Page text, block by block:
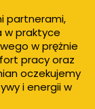
partnerami,
w praktyce
w prężnie
pracy oraz
oczekujemy
i energii w